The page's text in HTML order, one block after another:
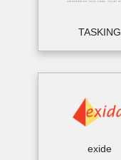
TASKING
exide